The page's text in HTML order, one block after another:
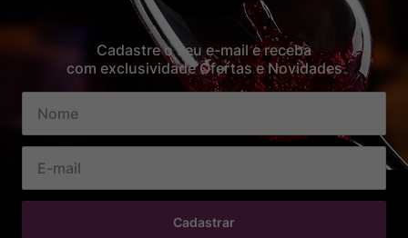
Cadastre o seu e-mail e receba
com exclusividade Ofertas e Novidades
Cadastrar